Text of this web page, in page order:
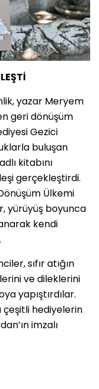
yazar Meryem
geri dönüşüm
Gezici
buluşan
kitabını
gerçekleştirdi.
Ülkemi
yürüyüş boyunca
kendi
sıfır atığın
ve dileklerini
yapıştırdılar.
çeşitli hediyelerin
imzalı